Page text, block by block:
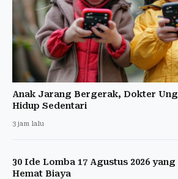
Anak Jarang Bergerak, Dokter
Hidup Sedentari
3 jam lalu
30 Ide Lomba 17 Agustus 2026
Hemat Biaya